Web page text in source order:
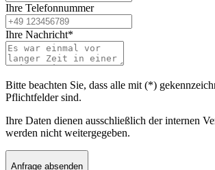
Ihre Telefonnummer
Ihre Nachricht*
Bitte beachten Sie, dass alle mit (*)
Pflichtfelder sind.
Ihre Daten dienen ausschließlich der internen
werden nicht weitergegeben.
Anfrage absenden